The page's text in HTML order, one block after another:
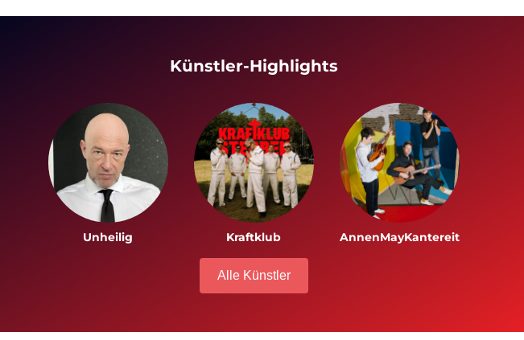
Künstler-Highlights
Unheilig Kraftklub AnnenMayKantereit
Alle Künstler